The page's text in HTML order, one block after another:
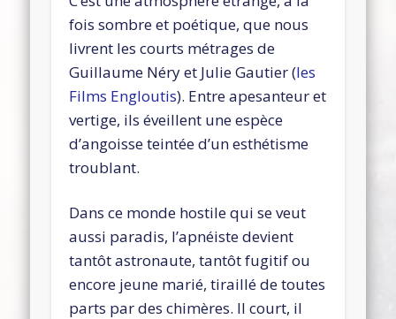
fois sombre et poétique, que nous
livrent les courts métrages de
Guillaume Néry et Julie Gautier (les
Films Engloutis). Entre apesanteur et
vertige, ils éveillent une espèce
d’angoisse teintée d’un esthétisme
troublant.
Dans ce monde hostile qui se veut
aussi paradis, l’apnéiste devient
tantôt astronaute, tantôt fugitif ou
encore jeune marié, tiraillé de toutes
parts par des chimères. Il court, il